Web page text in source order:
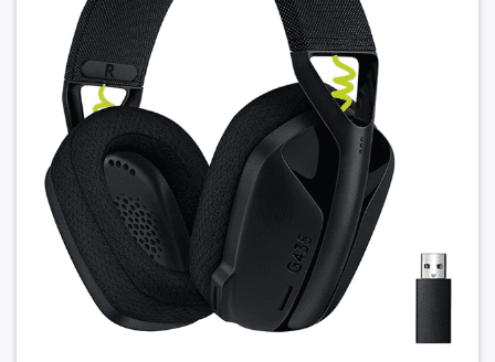
Hancomputer.vn.
Kết luận
Với thiết kế siêu nhẹ, khả năng kết nối đa dạng và chất âm
đỉnh cao,Logitech G435 - Blacklà chiếc tai nghe không dây
lý tưởng cho cả công việc và giải trí. Đây chắc chắn là phụ
kiện công nghệ không thể thiếu dành cho game thủ và người
dùng hiện đại.
Loại tai nghe Không dây